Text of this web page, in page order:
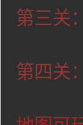
第三关
第四关